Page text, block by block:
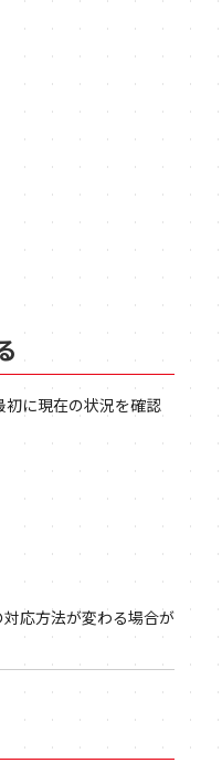
初に現在の状況を確認
応方法が変わる場合が